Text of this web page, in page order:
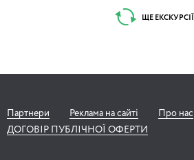
ЩЕ ЕКСКУРСІЇ
Партнери Реклама на сайті Про нас
ДОГОВІР ПУБЛІЧНОЇ ОФЕРТИ